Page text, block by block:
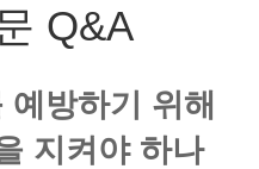
Q&A
방하기 위해
지켜야 하나